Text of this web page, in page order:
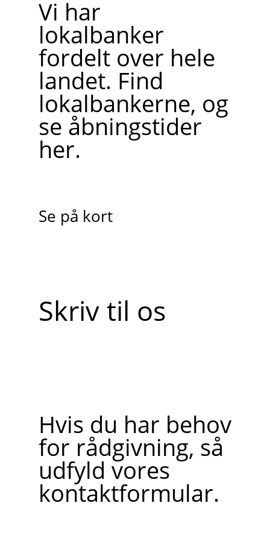
Vi har
lokalbanker
fordelt over hele
landet. Find
lokalbankerne, og
se åbningstider
her.
Se på kort
Skriv til os
Hvis du har behov
for rådgivning, så
udfyld vores
kontaktformular.